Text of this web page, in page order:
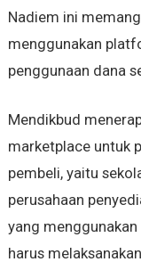
Nadiem ini
menggunakan
penggunaan dana
Mendikbud
marketplace untuk
pembeli, yaitu
perusahaan
yang
harus